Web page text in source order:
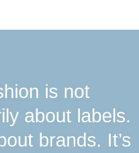
is not
about labels.
brands. It’s